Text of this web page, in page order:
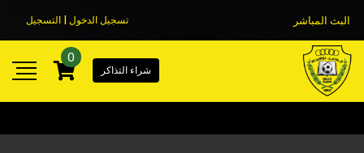
البث المباشر تسجيل الدخول | التسجيل
شراء التذاكر
0